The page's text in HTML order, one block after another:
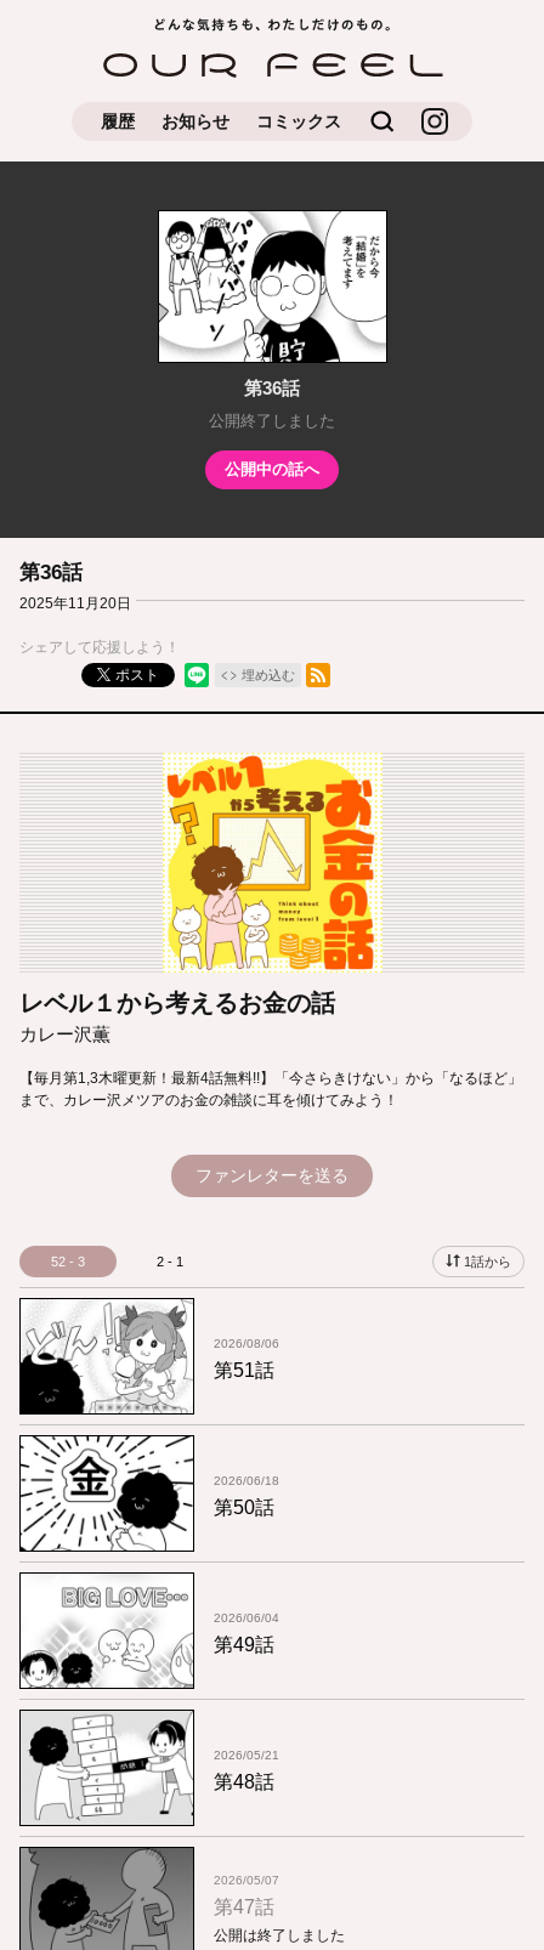
どんな気持ちもわたしだけの
もの
OUR FEEL
履歴 お知らせ コミックス 検索
OUR FEEL公
式Instagram
第36話
公開終了しました
公開中の話へ
第36話
2025年11月20日
シェアして応援しよう！
ポスト
埋め込む
RSSフィード
レベル１から考えるお金の話
カレー沢薫
【毎月第1,3木曜更新！最新4話無料!!】「今さらきけない」から「なるほど」
まで、カレー沢メツアのお金の雑談に耳を傾けてみよう！
ファンレターを送る
52 - 3 2 - 1 1話から
2026/08/06
第51話
2026/06/18
第50話
2026/06/04
第49話
2026/05/21
第48話
2026/05/07
第47話
公開は終了しました